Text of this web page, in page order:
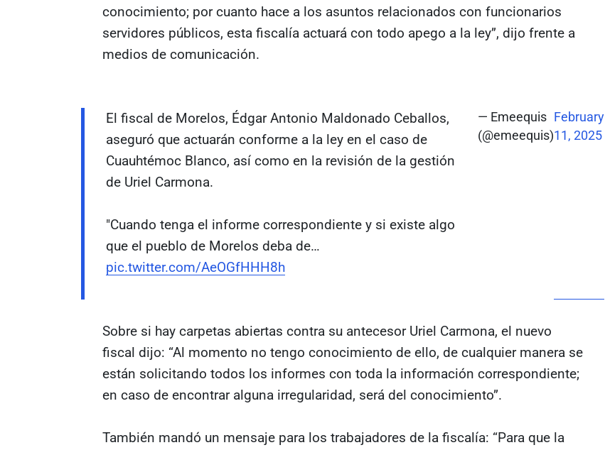
conocimiento; por cuanto hace a los asuntos relacionados con funcionarios
servidores públicos, esta fiscalía actuará con todo apego a la ley”, dijo frente a
medios de comunicación.
El fiscal de Morelos, Édgar Antonio Maldonado Ceballos,
aseguró que actuarán conforme a la ley en el caso de
Cuauhtémoc Blanco, así como en la revisión de la gestión
de Uriel Carmona.
"Cuando tenga el informe correspondiente y si existe algo
que el pueblo de Morelos deba de…
pic.twitter.com/AeOGfHHH8h
— Emeequis
(@emeequis)
February
11, 2025
Sobre si hay carpetas abiertas contra su antecesor Uriel Carmona, el nuevo
fiscal dijo: “Al momento no tengo conocimiento de ello, de cualquier manera se
están solicitando todos los informes con toda la información correspondiente;
en caso de encontrar alguna irregularidad, será del conocimiento”.
También mandó un mensaje para los trabajadores de la fiscalía: “Para que la